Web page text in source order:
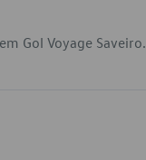
Gol Voyage Saveiro.